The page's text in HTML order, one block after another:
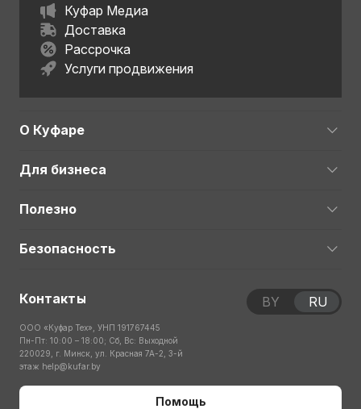
Куфар Медиа
Доставка
Рассрочка
Услуги продвижения
О Куфаре
Для бизнеса
Полезно
Безопасность
Контакты
ООО «Куфар Тех», УНП 191767445
Пн-Пт: 10:00 – 18:00; Сб, Вс: Выходной
220029, г. Минск, ул. Красная 7А-2, 3-й
этаж help@kufar.by
Помощь
BY RU